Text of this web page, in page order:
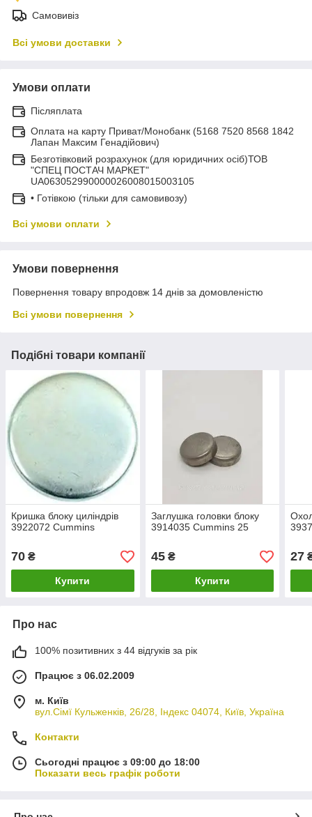
Самовивіз
Всі умови доставки
Умови оплати
Післяплата
Оплата на карту Приват/Монобанк (5168 7520 8568 1842
Лапан Максим Генадійович)
Безготівковий розрахунок (для юридичних осіб)ТОВ
"СПЕЦ ПОСТАЧ МАРКЕТ"
UA063052990000026008015003105
• Готівкою (тільки для самовивозу)
Всі умови оплати
Умови повернення
Повернення товару впродовж 14 днів за домовленістю
Всі умови повернення
Подібні товари компанії
Кришка блоку циліндрів
3922072 Cummins
70 ₴
Купити
Заглушка головки блоку
3914035 Cummins 25
45₴
Купити
27
Про нас
100% позитивних з 44 відгуків за рік
Працює з 06.02.2009
м. Київ
вул.Сімї Кульженків, 26/28, Індекс 04074, Київ, Україна
Контакти
Сьогодні працює з 09:00 до 18:00
Показати весь графік роботи